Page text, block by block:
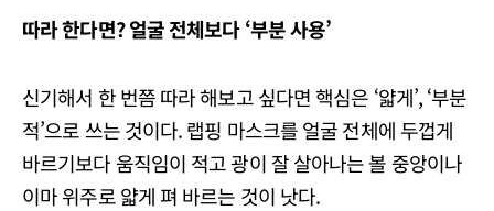
따라 한다면?얼굴 전체보다‘부분 사용’
신기해서 한 번쯤 따라 해보고 싶다면 핵심은 ‘얇게’, ‘부분
적’으로 쓰는 것이다. 랩핑 마스크를 얼굴 전체에 두껍게
바르기보다 움직임이 적고 광이 잘 살아나는 볼 중앙이나
이마 위주로 얇게 펴 바르는 것이 낫다.